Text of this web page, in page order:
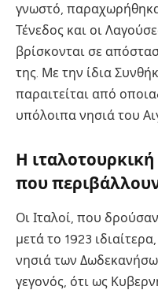
γνωστό,
Τένεδος και οι
βρίσκονται σε
της. Με την ίδια
παραιτείται από
υπόλοιπα νησιά του
Η
που
Οι Ιταλοί, που
μετά το 1923
νησιά των
γεγονός, ότι ως